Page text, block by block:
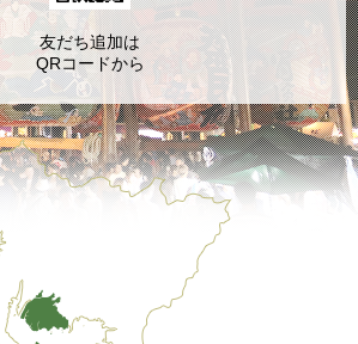
友だち追加は
QRコードから